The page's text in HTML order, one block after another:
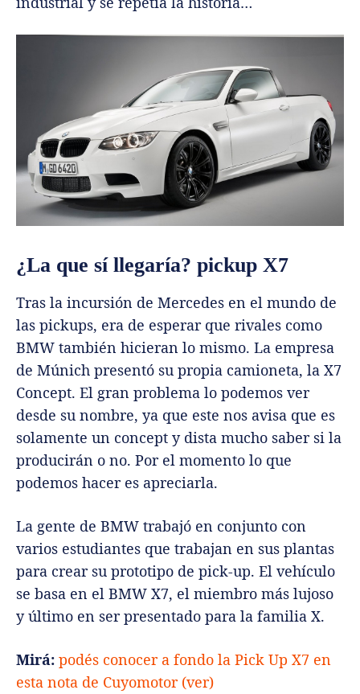
¿La que sí llegaría? pickup X7
Tras la incursión de Mercedes en el mundo de
las pickups, era de esperar que rivales como
BMW también hicieran lo mismo. La empresa
de Múnich presentó su propia camioneta, la X7
Concept. El gran problema lo podemos ver
desde su nombre, ya que este nos avisa que es
solamente un concept y dista mucho saber si la
producirán o no. Por el momento lo que
podemos hacer es apreciarla.
La gente de BMW trabajó en conjunto con
varios estudiantes que trabajan en sus plantas
para crear su prototipo de pick-up. El vehículo
se basa en el BMW X7, el miembro más lujoso
y último en ser presentado para la familia X.
Mirá: podés conocer a fondo la Pick Up X7 en
esta nota de Cuyomotor (ver)